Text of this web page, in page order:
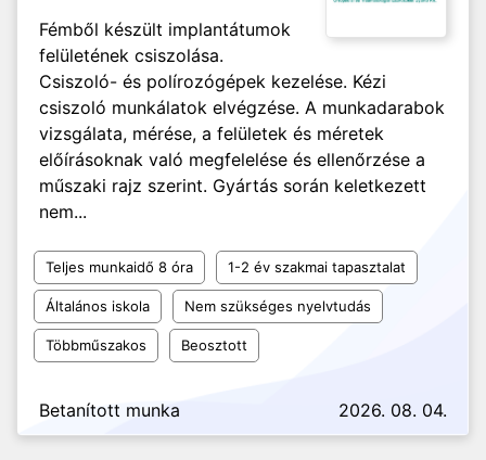
Fémből készült implantátumok
felületének csiszolása.
Csiszoló- és polírozógépek kezelése. Kézi
csiszoló munkálatok elvégzése. A munkadarabok
vizsgálata, mérése, a felületek és méretek
előírásoknak való megfelelése és ellenőrzése a
műszaki rajz szerint. Gyártás során keletkezett
nem...
Teljes munkaidő 8 óra 1-2 év szakmai tapasztalat
Általános iskola Nem szükséges nyelvtudás
Többműszakos Beosztott
Betanított munka 2026. 08. 04.